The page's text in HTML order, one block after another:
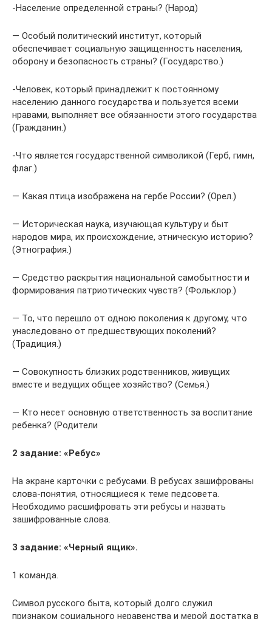
-Население определенной страны? (Народ)
— Особый политический институт, который
обеспечивает социальную защищенность населения,
оборону и безопасность страны? (Государство.)
-Человек, который принадлежит к постоянному
населению данного государства и пользуется всеми
нравами, выполняет все обязанности этого государства
(Гражданин.)
-Что является государственной символикой (Герб, гимн,
флаг.)
— Какая птица изображена на гербе России? (Орел.)
— Историческая наука, изучающая культуру и быт
народов мира, их происхождение, этническую историю?
(Этнография.)
— Средство раскрытия национальной самобытности и
формирования патриотических чувств? (Фольклор.)
— То, что перешло от одною поколения к другому, что
унаследовано от предшествующих поколений?
(Традиция.)
— Совокупность близких родственников, живущих
вместе и ведущих общее хозяйство? (Семья.)
— Кто несет основную ответственность за воспитание
ребенка? (Родители
2 задание: «Ребус»
На экране карточки с ребусами. В ребусах зашифрованы
слова-понятия, относящиеся к теме педсовета.
Необходимо расшифровать эти ребусы и назвать
зашифрованные слова.
3 задание: «Черный ящик».
1 команда.
Символ русского быта, который долго служил
признаком социального неравенства и мерой достатка в